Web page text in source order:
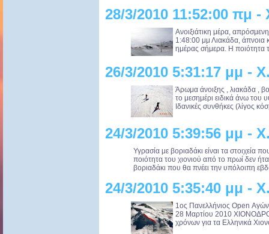
28/3/2010 11:52:00 πμ
Ανοιξιάτικη μέρα,
1:48:00 μμ Λιακάδα, άπνοια
ημέρας σήμερα. Η ποιότητα
26/3/2010 5:31:17 μμ -
Άρωμα άνοιξης , λιακάδα ,
το μεσημέρι ειδικά άνω
Ιδανικές συνθήκες (λίγος
24/3/2010 5:39:56 μμ -
Υγρασία με βοριαδάκι είναι τα στοιχεία
ποιότητα του χιονιού από το πρωί δεν
βοριαδάκι που θα πνέει την υπόλοιπη
24/3/2010 5:35:40 μμ -
1ος Πανελλήνιος Open
28 Μαρτίου 2010
χρόνων για τα Ελληνικά